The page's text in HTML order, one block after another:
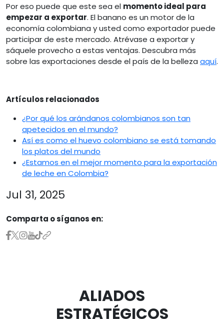
Jul 31, 2025
Comparta o síganos en:
Por eso puede que este sea el momento ideal para
empezar a exportar. El banano es un motor de la
economía colombiana y usted como exportador puede
participar de este mercado. Atrévase a exportar y
sáquele provecho a estas ventajas. Descubra más
sobre las exportaciones desde el país de la belleza aquí.
Artículos relacionados
¿Por qué los arándanos colombianos son tan
apetecidos en el mundo?
Así es como el huevo colombiano se está tomando
los platos del mundo
¿Estamos en el mejor momento para la exportación
de leche en Colombia?
ALIADOS
ESTRATÉGICOS